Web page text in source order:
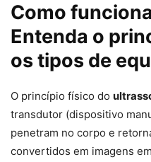
Como
Entenda o
os tipos de
O princípio físico do
transdutor (dispositivo
penetram no corpo e
convertidos em imagens